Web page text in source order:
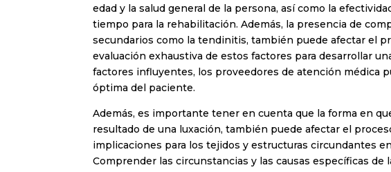
edad y la salud general de la persona, así como la
tiempo para la rehabilitación. Además, la presencia de
secundarios como la tendinitis, también puede afectar el
evaluación exhaustiva de estos factores para desarrollar
factores influyentes, los proveedores de atención médica
óptima del paciente.
Además, es importante tener en cuenta que la forma en
resultado de una luxación, también puede afectar el
implicaciones para los tejidos y estructuras circundantes
Comprender las circunstancias y las causas específicas